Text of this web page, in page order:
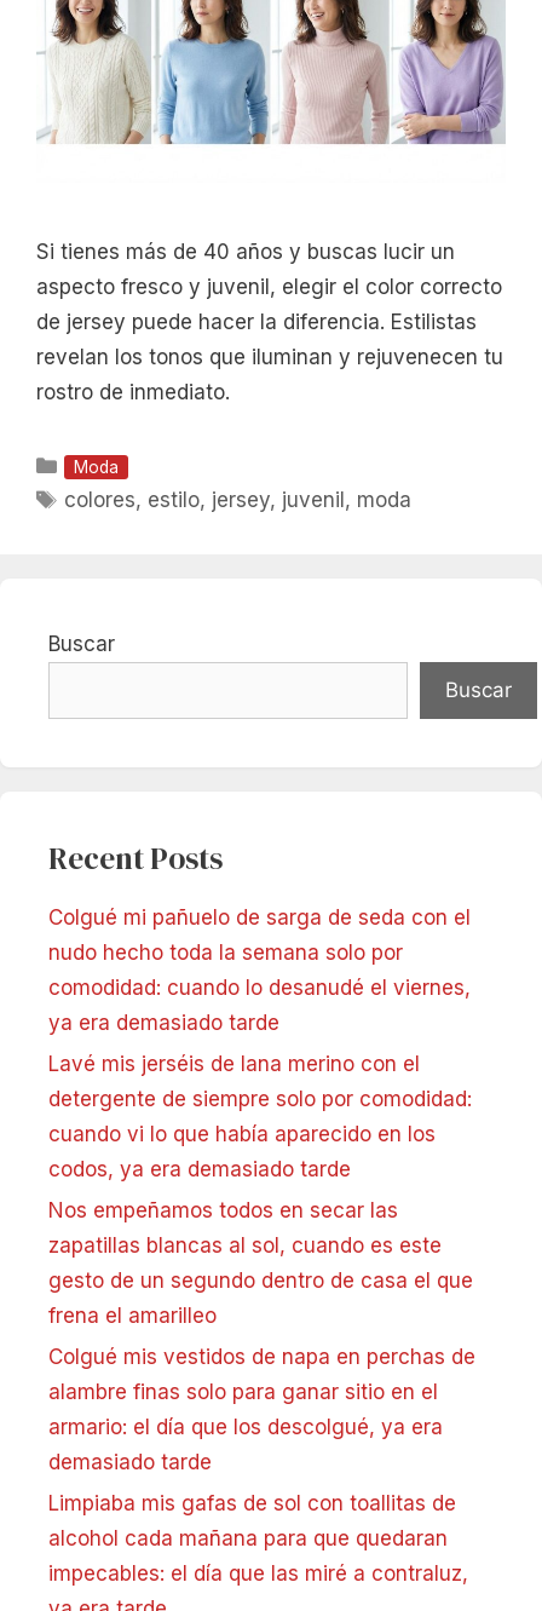
Si tienes más de 40 años y buscas lucir un
aspecto fresco y juvenil, elegir el color correcto
de jersey puede hacer la diferencia. Estilistas
revelan los tonos que iluminan y rejuvenecen tu
rostro de inmediato.
Categorías
Moda
Etiquetas
colores, estilo, jersey, juvenil , moda
Buscar
Buscar
Recent Posts
Colgué mi pañuelo de sarga de seda con el
nudo hecho toda la semana solo por
comodidad: cuando lo desanudé el viernes,
ya era demasiado tarde
Lavé mis jerséis de lana merino con el
detergente de siempre solo por comodidad:
cuando vi lo que había aparecido en los
codos, ya era demasiado tarde
Nos empeñamos todos en secar las
zapatillas blancas al sol, cuando es este
gesto de un segundo dentro de casa el que
frena el amarilleo
Colgué mis vestidos de napa en perchas de
alambre finas solo para ganar sitio en el
armario: el día que los descolgué, ya era
demasiado tarde
Limpiaba mis gafas de sol con toallitas de
alcohol cada mañana para que quedaran
impecables: el día que las miré a contraluz,